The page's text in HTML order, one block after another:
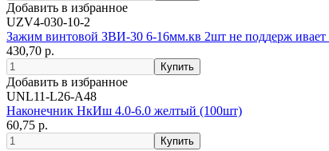
Добавить в избранное
UZV4-030-10-2
Зажим винтовой ЗВИ-30 6-16мм.кв 2шт не поддерж ивает
430,70 р.
Добавить в избранное
UNL11-L26-A48
Наконечник НкИш 4.0-6.0 желтый (100шт)
60,75 р.